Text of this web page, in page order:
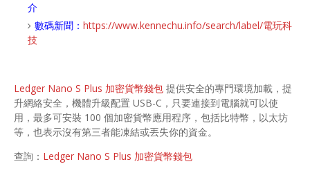
介
數碼新聞： https://www.kennechu.info/search/label/電玩科
技
Ledger Nano S Plus 加密貨幣錢包 提供安全的專門環境加載，提
升網絡安全，機體升級配置 USB-C，只要連接到電腦就可以使
用，最多可安裝 100 個加密貨幣應用程序，包括比特幣，以太坊
等，也表示沒有第三者能凍結或丟失你的資金。
查詢： Ledger Nano S Plus 加密貨幣錢包